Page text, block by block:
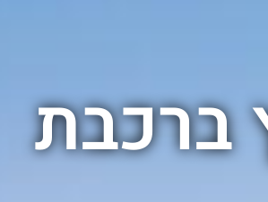
ברכבת